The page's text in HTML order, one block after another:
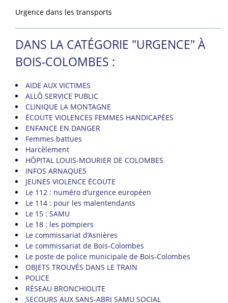
Urgence dans les transports
DANS LA CATÉGORIE "URGENCE" À
BOIS-COLOMBES :
AIDE AUX VICTIMES
ALLÔ SERVICE PUBLIC
CLINIQUE LA MONTAGNE
ÉCOUTE VIOLENCES FEMMES HANDICAPÉES
ENFANCE EN DANGER
Femmes battues
Harcèlement
HÔPITAL LOUIS-MOURIER DE COLOMBES
INFOS ARNAQUES
JEUNES VIOLENCE ÉCOUTE
Le 112 : numéro d’urgence européen
Le 114 : pour les malentendants
Le 15 : SAMU
Le 18 : les pompiers
Le commissariat d’Asnières
Le commissariat de Bois-Colombes
Le poste de police municipale de Bois-Colombes
OBJETS TROUVÉS DANS LE TRAIN
POLICE
RÉSEAU BRONCHIOLITE
SECOURS AUX SANS-ABRI SAMU SOCIAL